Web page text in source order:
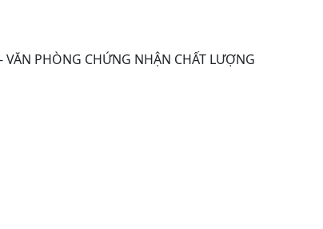
VĂN PHÒNG CHỨNG NHẬN CHẤT LƯỢNG